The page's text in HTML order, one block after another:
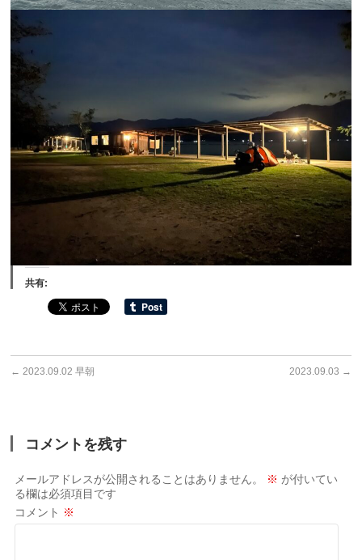
共有:
← 2023.09.02 早朝 2023.09.03 →
コメントを残す
メールアドレスが公開されることはありません。 ※ が付いてい
る欄は必須項目です
コメント ※